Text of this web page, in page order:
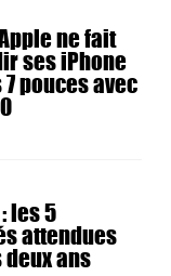
ne fait
ses iPhone
pouces avec
les 5
attendues
ans